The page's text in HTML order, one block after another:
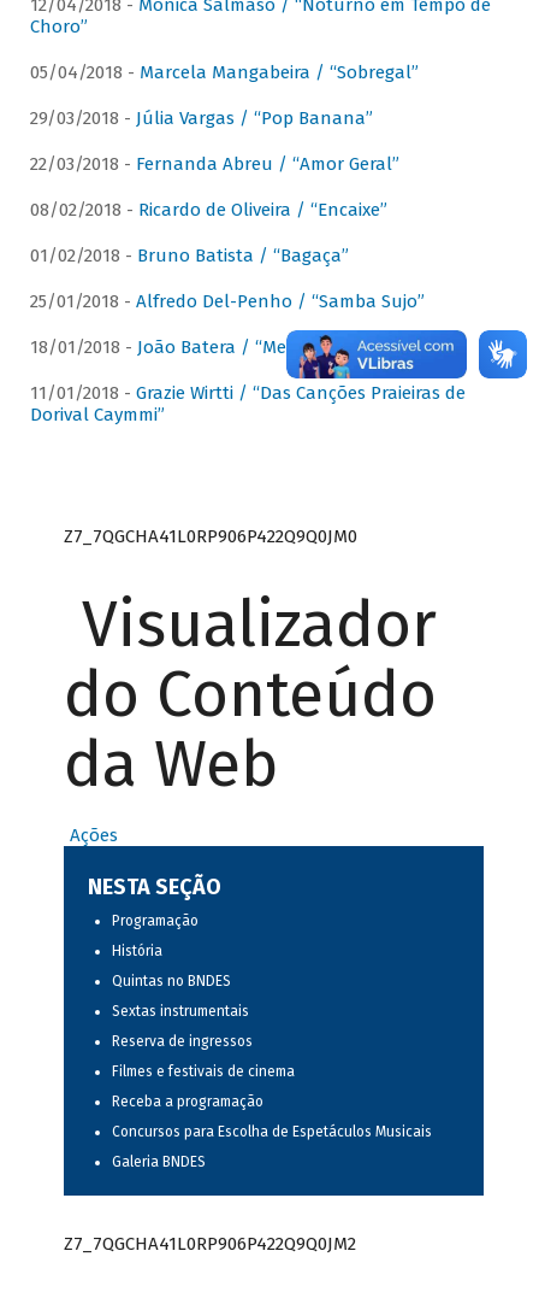
12/04/2018 - Mônica Salmaso / “Noturno em Tempo de
Choro”
05/04/2018 - Marcela Mangabeira / “Sobregal”
29/03/2018 - Júlia Vargas / “Pop Banana”
22/03/2018 - Fernanda Abreu / “Amor Geral”
08/02/2018 - Ricardo de Oliveira / “Encaixe”
01/02/2018 - Bruno Batista / “Bagaça”
25/01/2018 - Alfredo Del-Penho / “Samba Sujo”
18/01/2018 - João Batera / “Meu Pandeiro”
11/01/2018 - Grazie Wirtti / “Das Canções Praieiras de
Dorival Caymmi”
Z7_7QGCHA41L0RP906P422Q9Q0JM0
Visualizador
do Conteúdo
da Web
Ações
NESTA SEÇÃO
Programação
História
Quintas no BNDES
Sextas instrumentais
Reserva de ingressos
Filmes e festivais de cinema
Receba a programação
Concursos para Escolha de Espetáculos Musicais
Galeria BNDES
Z7_7QGCHA41L0RP906P422Q9Q0JM2